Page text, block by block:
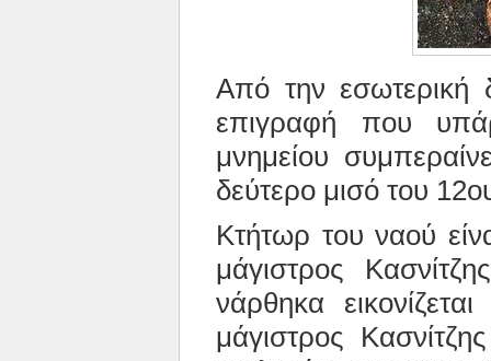
Από την εσωτερική
επιγραφή που
μνημείου
δεύτερο μισό του
Κτήτωρ του ναού
μάγιστρος
νάρθηκα
μάγιστρος